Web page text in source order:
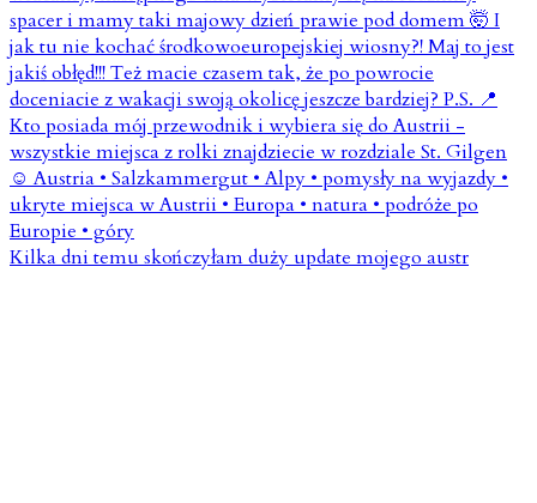
Kilka dni temu skończyłam duży update mojego austr